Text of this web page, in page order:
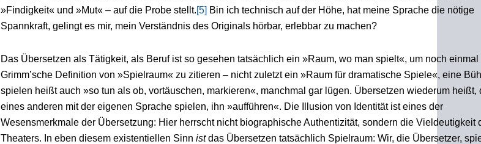
»Findigkeit« und »Mut« – auf die Probe stellt.[5] Bin ich technisch auf der Höhe, hat meine Sprache die nötige
Spannkraft, gelingt es mir, mein Verständnis des Originals hörbar, erlebbar zu machen?
Das Übersetzen als Tätigkeit, als Beruf ist so gesehen tatsächlich ein »Raum, wo man spielt«, um noch einmal
Grimm’sche Definition von »Spielraum« zu zitieren – nicht zuletzt ein »Raum für dramatische Spiele«, eine
spielen heißt auch »so tun als ob, vortäuschen, markieren«, manchmal gar lügen. Übersetzen wiederum heißt,
eines anderen mit der eigenen Sprache spielen, ihn »aufführen«. Die Illusion von Identität ist eines der
Wesensmerkmale der Übersetzung: Hier herrscht nicht biographische Authentizität, sondern die Vieldeutigkeit
Theaters. In eben diesem existentiellen Sinn istdas Übersetzen tatsächlich Spielraum: Wir, die Übersetzer,